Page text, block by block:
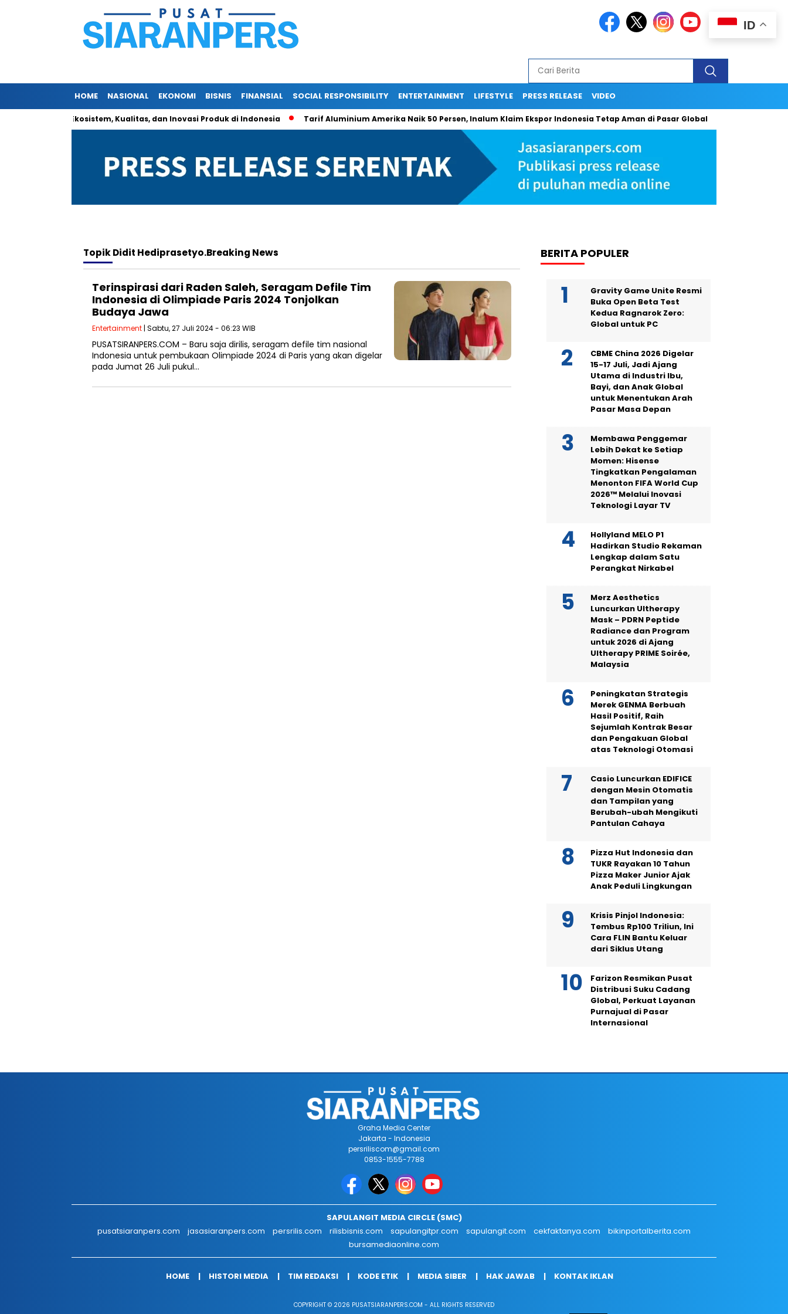
HOME NASIONAL EKONOMI BISNIS FINANSIAL SOCIAL RESPONSIBILITY ENTERTAINMENT LIFESTYLE PRESS RELEASE VIDEO
Perkenalkan Ekosistem, Kualitas, dan Inovasi Produk di Indonesia Tarif Aluminium Amerika Naik 50 Persen, Inalum Klaim Ekspor Indonesia Tetap Aman di Pasar Global
TopikDidit Hediprasetyo.breaking News
Terinspirasi dari Raden Saleh, Seragam Defile Tim
Indonesia di Olimpiade Paris 2024 Tonjolkan
Budaya Jawa
Entertainment | Sabtu, 27 Juli 2024 - 06:23 WIB
PUSATSIRANPERS.COM – Baru saja dirilis, seragam defile tim nasional
Indonesia untuk pembukaan Olimpiade 2024 di Paris yang akan digelar
pada Jumat 26 Juli pukul…
BERITA POPULER
Gravity Game Unite Resmi
Buka Open Beta Test
Kedua Ragnarok Zero:
Global untuk PC
CBME China 2026 Digelar
15-17 Juli, Jadi Ajang
Utama di Industri Ibu,
Bayi, dan Anak Global
untuk Menentukan Arah
Pasar Masa Depan
Membawa Penggemar
Lebih Dekat ke Setiap
Momen: Hisense
Tingkatkan Pengalaman
Menonton FIFA World Cup
2026™ Melalui Inovasi
Teknologi Layar TV
Hollyland MELO P1
Hadirkan Studio Rekaman
Lengkap dalam Satu
Perangkat Nirkabel
Merz Aesthetics
Luncurkan Ultherapy
Mask – PDRN Peptide
Radiance dan Program
untuk 2026 di Ajang
Ultherapy PRIME Soirée,
Malaysia
Peningkatan Strategis
Merek GENMA Berbuah
Hasil Positif, Raih
Sejumlah Kontrak Besar
dan Pengakuan Global
atas Teknologi Otomasi
Casio Luncurkan EDIFICE
dengan Mesin Otomatis
dan Tampilan yang
Berubah-ubah Mengikuti
Pantulan Cahaya
Pizza Hut Indonesia dan
TUKR Rayakan 10 Tahun
Pizza Maker Junior Ajak
Anak Peduli Lingkungan
Krisis Pinjol Indonesia:
Tembus Rp100 Triliun, Ini
Cara FLIN Bantu Keluar
dari Siklus Utang
Farizon Resmikan Pusat
Distribusi Suku Cadang
Global, Perkuat Layanan
Purnajual di Pasar
Internasional
ID
Graha Media Center
Jakarta - Indonesia
persriliscom@gmail.com
0853-1555-7788
SAPULANGIT MEDIA CIRCLE (SMC)
pusatsiaranpers.com
jasasiaranpers.com persrilis.com rilisbisnis.com sapulangitpr.com sapulangit.com cekfaktanya.com
bikinportalberita.com
bursamediaonline.com
HOME HISTORI MEDIA TIM REDAKSI KODE ETIK MEDIA SIBER HAK JAWAB KONTAK IKLAN
COPYRIGHT © 2026 PUSATSIARANPERS.COM - ALL RIGHTS RESERVED